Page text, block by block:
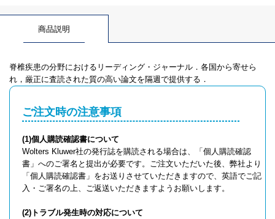
商品説明
脊椎疾患の分野におけるリーディング・ジャーナル．各国から寄せら
れ，厳正に査読された質の高い論文を隔週で提供する．
ご注文時の注意事項
(1)個人購読確認書について
Wolters Kluwer社の発行誌を購読される場合は、「個人購読確認
書」へのご署名と提出が必要です。ご注文いただいた後、弊社より
「個人購読確認書」をお送りさせていただきますので、英語でご記
入・ご署名の上、ご返送いただきますようお願いします。
(2)トラブル発生時の対応について